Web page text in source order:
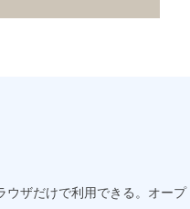
ウザだけで利用できる。オープ